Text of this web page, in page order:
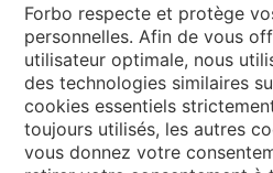
My Forbo
LEXIQUE
PLAN DU SITE
Forbo respecte et protège
personnelles. Afin de vous
utilisateur optimale, nous
des technologies similaires
cookies essentiels
toujours utilisés, les autres
vous donnez votre